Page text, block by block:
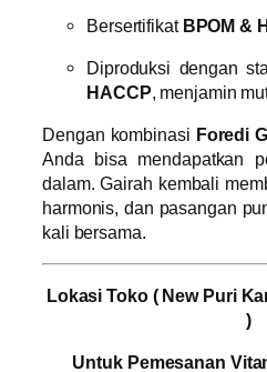
Bersertifikat BPOM &
Diproduksi dengan
HACCP, menjamin
Dengan kombinasi Foredi
Anda bisa mendapatkan
dalam. Gairah kembali
harmonis, dan pasangan
kali bersama.
Lokasi Toko ( New Puri
)
Untuk Pemesanan